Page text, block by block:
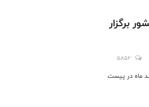
برگزار
5852
ماه در پیست